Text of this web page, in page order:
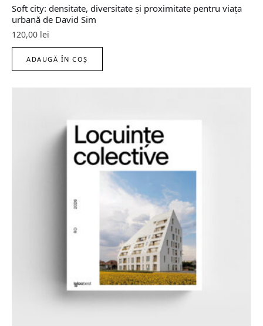
Soft city: densitate, diversitate şi proximitate pentru viaţa
urbană de David Sim
120,00 lei
ADAUGĂ ÎN COȘ